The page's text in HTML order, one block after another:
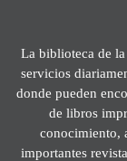
La biblioteca de
servicios
donde pueden
de libros
conocimiento,
importantes